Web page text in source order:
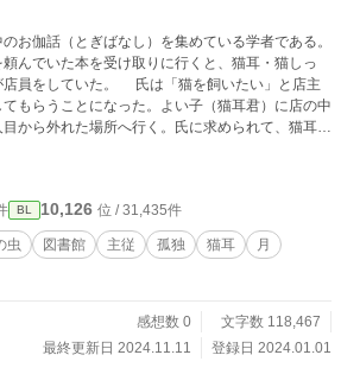
お伽話（とぎばなし）を集めている学者である。
んでいた本を受け取りに行くと、猫耳・猫しっ
店員をしていた。 氏は「猫を飼いたい」と店主
もらうことになった。よい子（猫耳君）に店の中
から外れた場所へ行く。氏に求められて、猫耳君
BL 10,126 位 / 31,435件
虫 図書館 主従 孤独 猫耳
月
感想数 0
文字数 118,467
最終更新日 2024.11.11
登録日 2024.01.01